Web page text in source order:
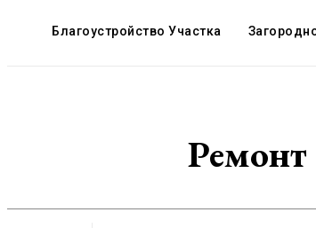
Благоустройство Участка
Ремонт